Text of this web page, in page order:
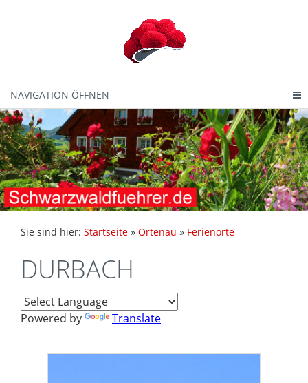
NAVIGATION ÖFFNEN
Sie sind hier: Startseite » Ortenau » Ferienorte
DURBACH
Powered by Translate